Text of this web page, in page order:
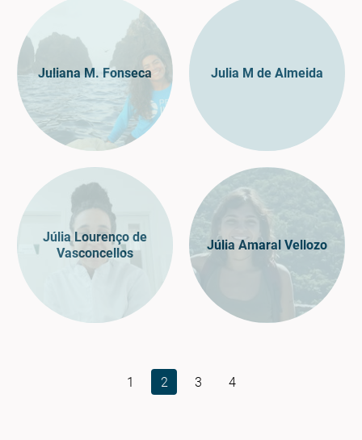
Juliana M. Fonseca Julia M de Almeida
Júlia Lourenço de
Vasconcellos
Júlia Amaral Vellozo
1 2 3 4